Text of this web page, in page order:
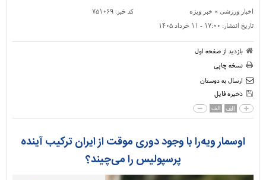
اخبار ورزشی » خبر ویژه کد خبر: ۷۵۱۰۶۹
تاریخ انتشار: ۱۷:۰۰ - ۱۱ خرداد ۱۴۰۵
بازدید از صفحه اول
نسخه چاپی
ارسال به دوستان
ذخیره فایل
الف الف
اوسمار ویه‌را با وجود دوری موقت از ایران ترکیب آینده
پرسپولیس را می‌چیند؟